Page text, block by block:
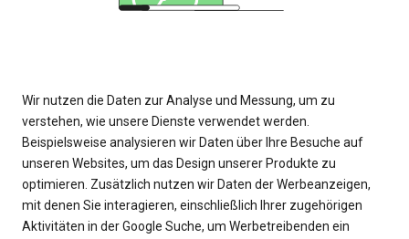
Wir nutzen die Daten zur Analyse und Messung, um zu
verstehen, wie unsere Dienste verwendet werden.
Beispielsweise analysieren wir Daten über Ihre Besuche auf
unseren Websites, um das Design unserer Produkte zu
optimieren. Zusätzlich nutzen wir Daten der Werbeanzeigen,
mit denen Sie interagieren, einschließlich Ihrer zugehörigen
Aktivitäten in der Google Suche, um Werbetreibenden ein